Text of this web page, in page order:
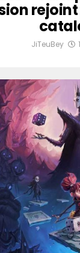
JiTeuBey